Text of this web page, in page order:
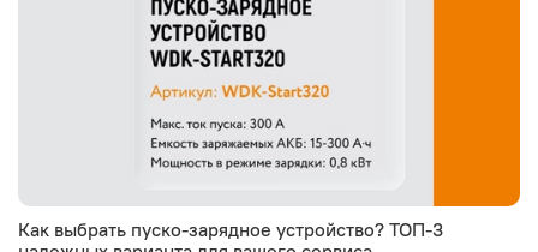
Как выбрать пуско-зарядное устройство? ТОП-3